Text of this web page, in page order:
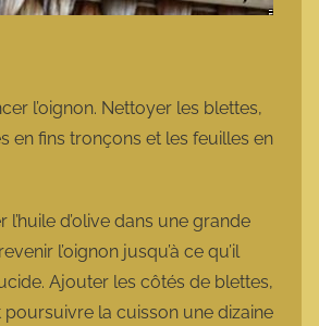
l’oignon. Nettoyer les blettes,
en fins tronçons et les feuilles en
d’olive dans une grande
l’oignon jusqu’à ce qu’il
Ajouter les côtés de blettes,
poursuivre la cuisson une dizaine